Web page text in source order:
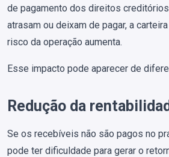
de pagamento dos direitos
atrasam ou deixam de pagar, a
risco da operação aumenta.
Esse impacto pode aparecer de
Redução da
Se os recebíveis não são pagos no
pode ter dificuldade para gerar o